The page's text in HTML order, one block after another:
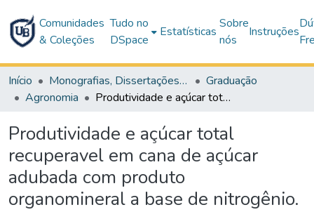
Comunidades
& Coleções
Tudo no
DSpace
Estatísticas
Sobre
nós
Instruções
Início Monografias, Dissertações e Teses
Graduação
Agronomia
Produtividade e açúcar total recuperavel em cana de açúcar adubada com produto organomineral a base de nitrogênio.
Produtividade e açúcar total
recuperavel em cana de açúcar
adubada com produto
organomineral a base de nitrogênio.